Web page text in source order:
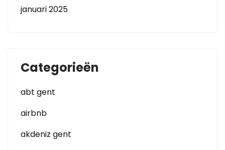
januari 2025
Categorieën
abt gent
airbnb
akdeniz gent